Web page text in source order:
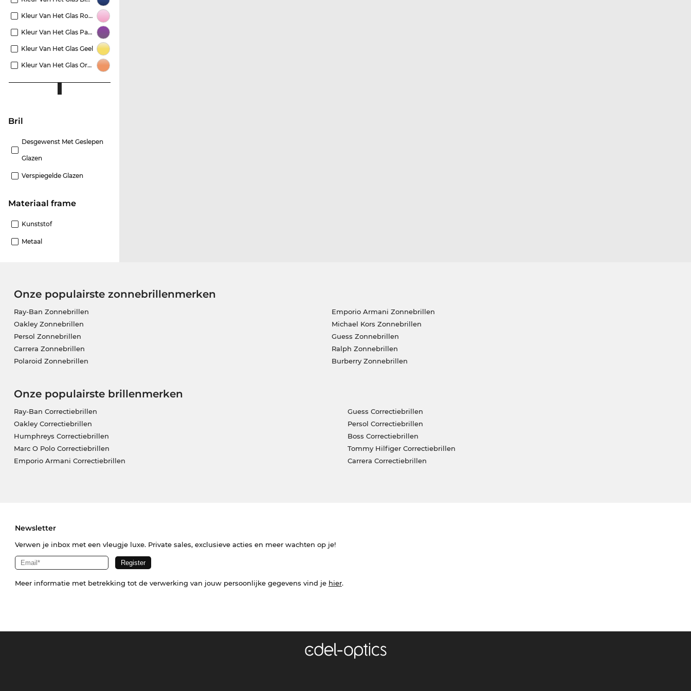
Kleur Van Het Glas Roze
Kleur Van Het Glas Paars
Kleur Van Het Glas Geel
Kleur Van Het Glas Oranje
Bril
Desgewenst Met Geslepen
Glazen
Verspiegelde Glazen
Materiaal frame
Kunststof
Metaal
Onze populairste zonnebrillenmerken
Ray-Ban Zonnebrillen
Oakley Zonnebrillen
Persol Zonnebrillen
Carrera Zonnebrillen
Polaroid Zonnebrillen
Emporio Armani Zonnebrillen
Michael Kors Zonnebrillen
Guess Zonnebrillen
Ralph Zonnebrillen
Burberry Zonnebrillen
Onze populairste brillenmerken
Ray-Ban Correctiebrillen
Oakley Correctiebrillen
Humphreys Correctiebrillen
Marc O Polo Correctiebrillen
Emporio Armani Correctiebrillen
Guess Correctiebrillen
Persol Correctiebrillen
Boss Correctiebrillen
Tommy Hilfiger Correctiebrillen
Carrera Correctiebrillen
Newsletter
Verwen je inbox met een vleugje luxe. Private sales, exclusieve acties en meer wachten op je!
Meer informatie met betrekking tot de verwerking van jouw persoonlijke gegevens vind je hier.